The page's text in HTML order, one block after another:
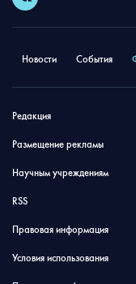
Новости События
Редакция
Размещение рекламы
Научным учреждениям
RSS
Правовая информация
Условия использования